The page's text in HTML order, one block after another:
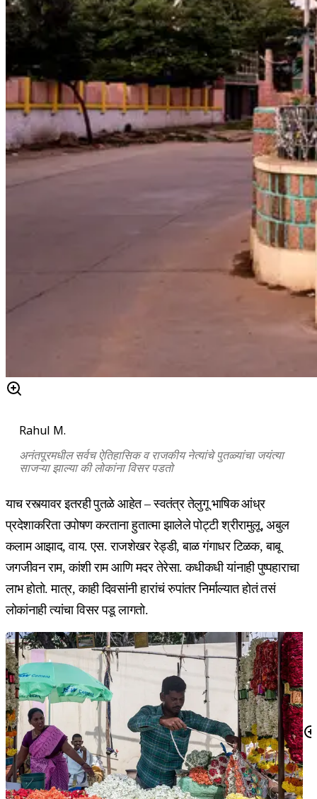
Rahul M.
अनंतपूरमधील सर्वच ऐतिहासिक व राजकीय नेत्यांचे पुतळ्यांचा जयंत्या
साजऱ्या झाल्या की लोकांना विसर पडतो
याच रस्त्यावर इतरही पुतळे आहेत – स्वतंत्र तेलुगू भाषिक आंध्र
प्रदेशाकरिता उपोषण करताना हुतात्मा झालेले पोट्टी श्रीरामुलू, अबुल
कलाम आझाद, वाय. एस. राजशेखर रेड्डी, बाळ गंगाधर टिळक, बाबू
जगजीवन राम, कांशी राम आणि मदर तेरेसा. कधीकधी यांनाही पुष्पहाराचा
लाभ होतो. मात्र, काही दिवसांनी हारांचं रुपांतर निर्माल्यात होतं तसं
लोकांनाही त्यांचा विसर पडू लागतो.